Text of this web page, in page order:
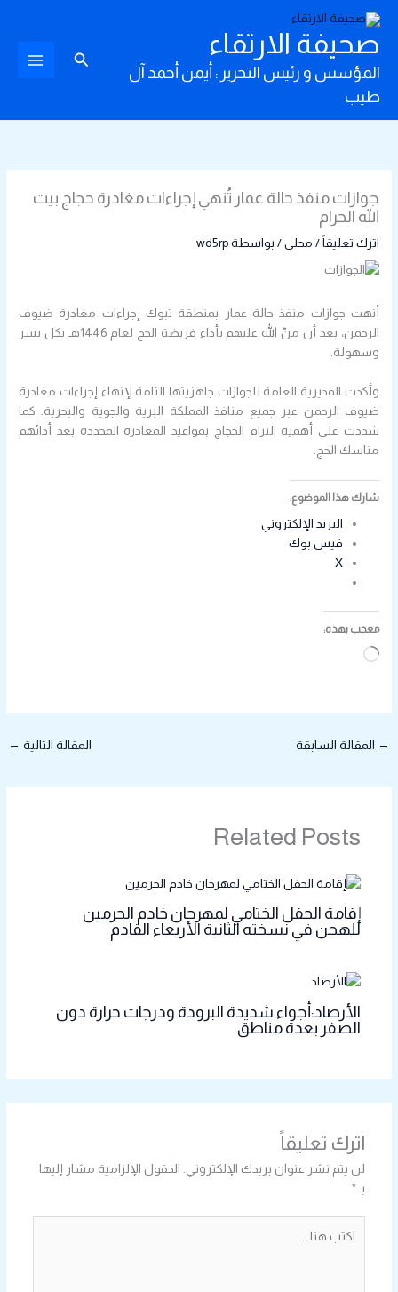
المحتوىصحيفة الارتقاء
المؤسس و رئيس التحرير : أيمن أحمد آل
طيب
البحث
جوازات منفذ حالة عمار تُنهي إجراءات مغادرة حجاج بيت
الله الحرام
اترك تعليقاً / محلى / بواسطة wd5rp
أنهت جوازات منفذ حالة عمار بمنطقة تبوك إجراءات مغادرة ضيوف
الرحمن، بعد أن منّ الله عليهم بأداء فريضة الحج لعام 1446هـ بكل يسر
وسهولة.
وأكدت المديرية العامة للجوازات جاهزيتها التامة لإنهاء إجراءات مغادرة
ضيوف الرحمن عبر جميع منافذ المملكة البرية والجوية والبحرية. كما
شددت على أهمية التزام الحجاج بمواعيد المغادرة المحددة بعد أدائهم
مناسك الحج.
شارك هذا الموضوع:
البريد الإلكتروني
فيس بوك
X
معجب بهذه:
جاري
→ المقالة السابقة المقالة التالية ←
Related Posts
إقامة الحفل الختامي لمهرجان خادم الحرمين
للهجن في نسخته الثانية الأربعاء القادم
الأرصاد:أجواء شديدة البرودة ودرجات حرارة دون
الصفر بعدة مناطق
اترك تعليقاً
لن يتم نشر عنوان بريدك الإلكتروني. الحقول الإلزامية مشار إليها
بـ *
هنا...